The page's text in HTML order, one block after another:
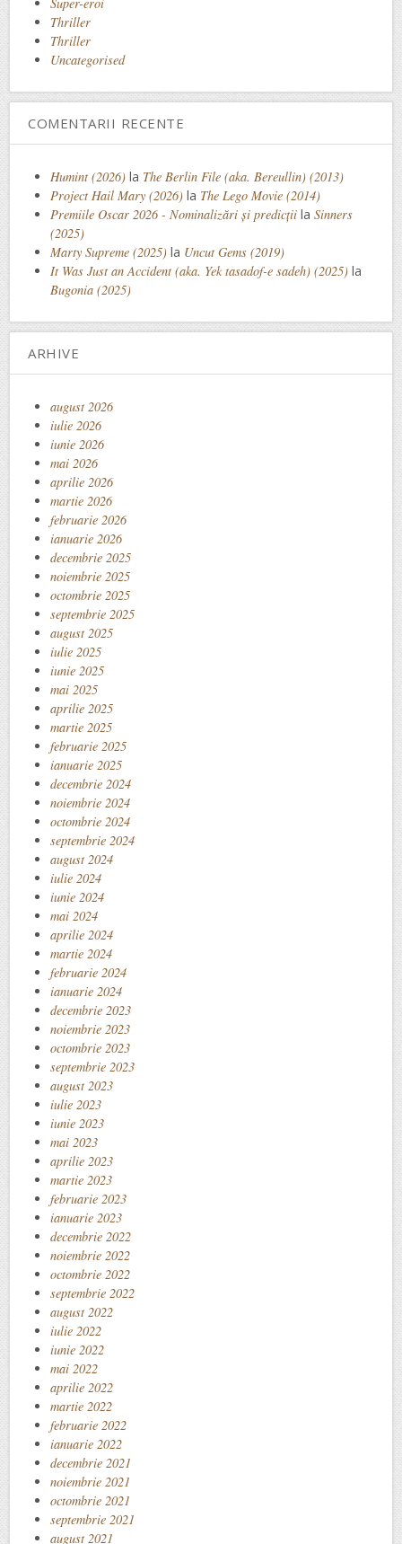
Thriller
Thriller
Uncategorised
COMENTARII RECENTE
Humint (2026) la The Berlin File (aka. Bereullin) (2013)
Project Hail Mary (2026) la The Lego Movie (2014)
Premiile Oscar 2026 - Nominalizări și predicții la Sinners
(2025)
Marty Supreme (2025) la Uncut Gems (2019)
It Was Just an Accident (aka. Yek tasadof-e sadeh) (2025) la
Bugonia (2025)
ARHIVE
august 2026
iulie 2026
iunie 2026
mai 2026
aprilie 2026
martie 2026
februarie 2026
ianuarie 2026
decembrie 2025
noiembrie 2025
octombrie 2025
septembrie 2025
august 2025
iulie 2025
iunie 2025
mai 2025
aprilie 2025
martie 2025
februarie 2025
ianuarie 2025
decembrie 2024
noiembrie 2024
octombrie 2024
septembrie 2024
august 2024
iulie 2024
iunie 2024
mai 2024
aprilie 2024
martie 2024
februarie 2024
ianuarie 2024
decembrie 2023
noiembrie 2023
octombrie 2023
septembrie 2023
august 2023
iulie 2023
iunie 2023
mai 2023
aprilie 2023
martie 2023
februarie 2023
ianuarie 2023
decembrie 2022
noiembrie 2022
octombrie 2022
septembrie 2022
august 2022
iulie 2022
iunie 2022
mai 2022
aprilie 2022
martie 2022
februarie 2022
ianuarie 2022
decembrie 2021
noiembrie 2021
octombrie 2021
septembrie 2021
august 2021